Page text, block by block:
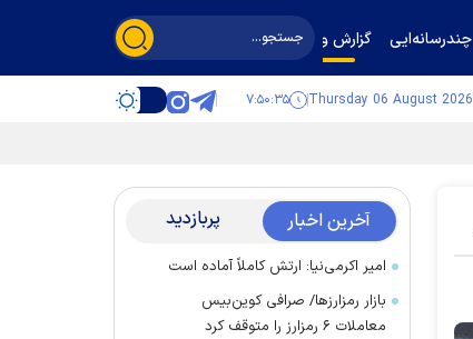
چندرسانه‌ایی گزارش و گفت‌وگو
Thursday 06 August 2026 ۷:۵۰:۳۶
آخرین اخبار پربازدید
امیر اکرمی‌نیا: ارتش کاملاً آماده است
بازار رمزارز‌ها/ صرافی کوین‌بیس
معاملات ۶ رمزارز را متوقف کرد